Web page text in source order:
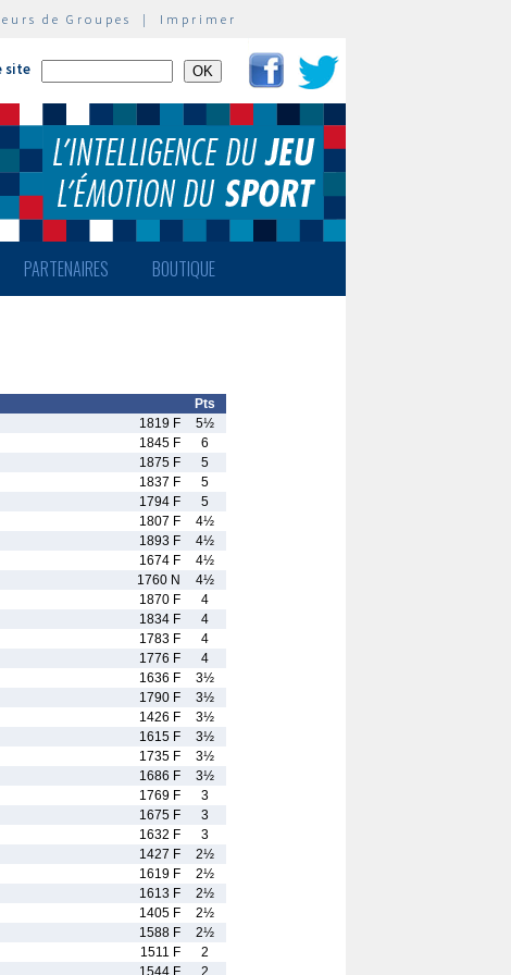
de Groupes | Imprimer
site
PARTENAIRES BOUTIQUE
Pts
1819 F
5½
1845 F
6
1875 F
5
1837 F
5
1794 F
5
1807 F
4½
1893 F
4½
1674 F
4½
1760 N
4½
1870 F
4
1834 F
4
1783 F
4
1776 F
4
1636 F
3½
1790 F
3½
1426 F
3½
1615 F
3½
1735 F
3½
1686 F
3½
1769 F
3
1675 F
3
1632 F
3
1427 F
2½
1619 F
2½
1613 F
2½
1405 F
2½
1588 F
2½
1511 F
2
1544 F 2